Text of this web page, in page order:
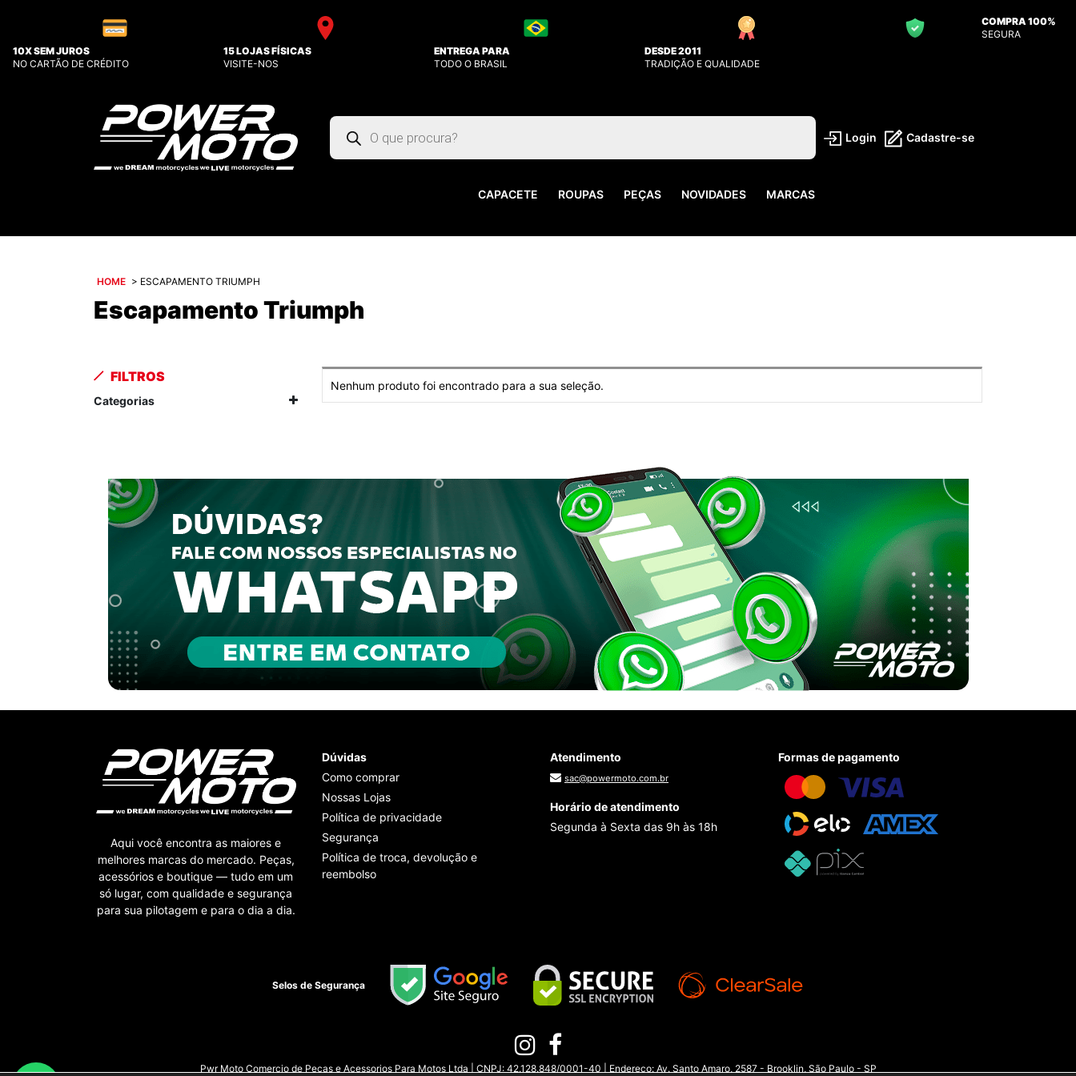
10X SEM JUROS
NO CARTÃO DE CRÉDITO
15 LOJAS FÍSICAS
VISITE-NOS
ENTREGA PARA
TODO O BRASIL
DESDE 2011
TRADIÇÃO E QUALIDADE
COMPRA 100%
SEGURA
Pesquisar
produtos
Login Cadastre-se
CAPACETE ROUPAS PEÇAS NOVIDADES MARCAS
HOME > ESCAPAMENTO TRIUMPH
Escapamento Triumph
FILTROS
Categorias
Nenhum produto foi encontrado para a sua seleção.
Aqui você encontra as maiores e
melhores marcas do mercado. Peças,
acessórios e boutique — tudo em um
só lugar, com qualidade e segurança
para sua pilotagem e para o dia a dia.
Dúvidas
Como comprar
Nossas Lojas
Política de privacidade
Segurança
Política de troca, devolução e
reembolso
Atendimento
sac@powermoto.com.br
Horário de atendimento
Segunda à Sexta das 9h às 18h
Formas de pagamento
Selos de Segurança
Pwr Moto Comercio de Pecas e Acessorios Para Motos Ltda | CNPJ: 42.128.848/0001-40 | Endereço: Av. Santo Amaro, 2587 - Brooklin, São Paulo - SP